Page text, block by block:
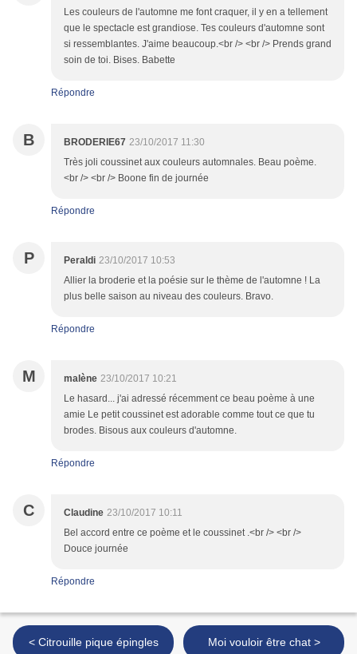
Les couleurs de l'automne me font craquer, il y en a tellement
que le spectacle est grandiose. Tes couleurs d'automne sont
si ressemblantes. J'aime beaucoup.<br /> <br /> Prends grand
soin de toi. Bises. Babette
Répondre
B BRODERIE67 23/10/2017 11:30
Très joli coussinet aux couleurs automnales. Beau poème.
<br /> <br /> Boone fin de journée
Répondre
P Peraldi 23/10/2017 10:53
Allier la broderie et la poésie sur le thème de l'automne ! La
plus belle saison au niveau des couleurs. Bravo.
Répondre
M malène 23/10/2017 10:21
Le hasard... j'ai adressé récemment ce beau poème à une
amie Le petit coussinet est adorable comme tout ce que tu
brodes. Bisous aux couleurs d'automne.
Répondre
C Claudine 23/10/2017 10:11
Bel accord entre ce poème et le coussinet .<br /> <br />
Douce journée
Répondre
< Citrouille pique épingles Moi vouloir être chat >